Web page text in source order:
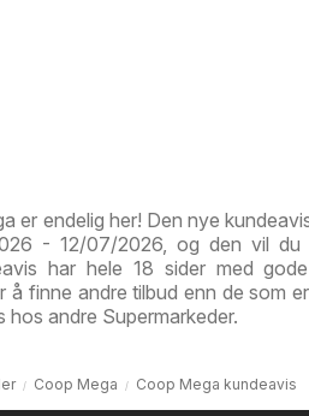
er endelig her! Den nye
- 12/07/2026, og den vil du
har hele 18 sider med
å finne andre tilbud enn de som
hos andre Supermarkeder.
Coop Mega Coop Mega kundeavis